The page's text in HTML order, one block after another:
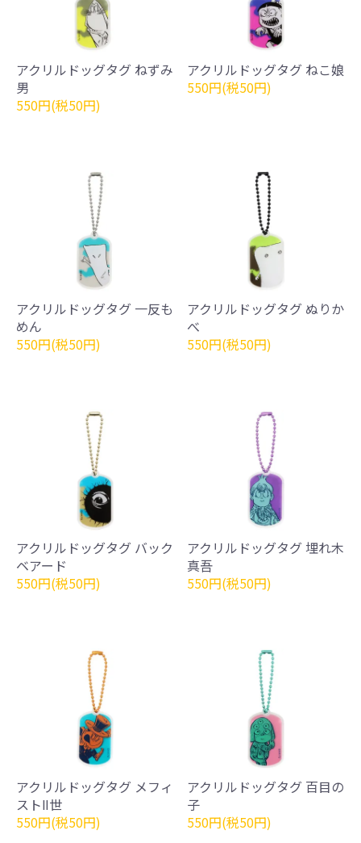
アクリルドッグタグ ねずみ
男
550円(税50円)
アクリルドッグタグ ねこ娘
550円(税50円)
アクリルドッグタグ 一反も
めん
550円(税50円)
アクリルドッグタグ ぬりか
べ
550円(税50円)
アクリルドッグタグ バック
ベアード
550円(税50円)
アクリルドッグタグ 埋れ木
真吾
550円(税50円)
アクリルドッグタグ メフィ
ストⅡ世
550円(税50円)
アクリルドッグタグ 百目の
子
550円(税50円)